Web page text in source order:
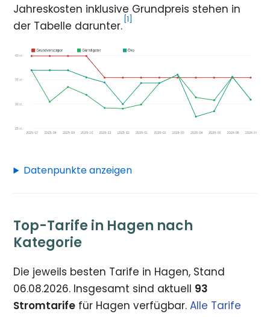
Jahreskosten inklusive Grundpreis stehen in
der Tabelle darunter. [1]
Datenpunkte anzeigen
Top-Tarife in Hagen nach
Kategorie
Die jeweils besten Tarife in Hagen, Stand
06.08.2026. Insgesamt sind aktuell 93
Stromtarife für Hagen verfügbar.Alle Tarife